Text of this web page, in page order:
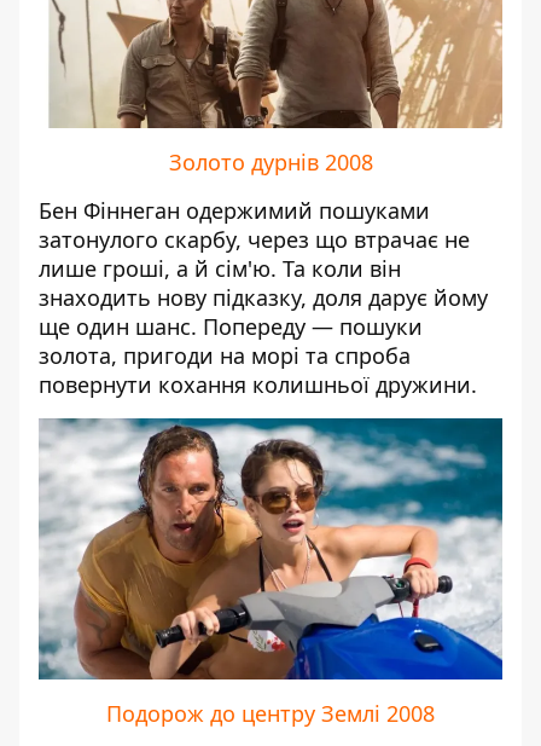
Золото дурнів 2008
Бен Фіннеган одержимий пошуками
затонулого скарбу, через що втрачає не
лише гроші, а й сім'ю. Та коли він
знаходить нову підказку, доля дарує йому
ще один шанс. Попереду — пошуки
золота, пригоди на морі та спроба
повернути кохання колишньої дружини.
Подорож до центру Землі 2008